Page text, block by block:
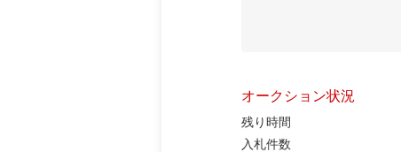
オークション状況
残り時間
入札件数